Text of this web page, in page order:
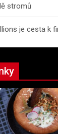
stromů
je cesta k